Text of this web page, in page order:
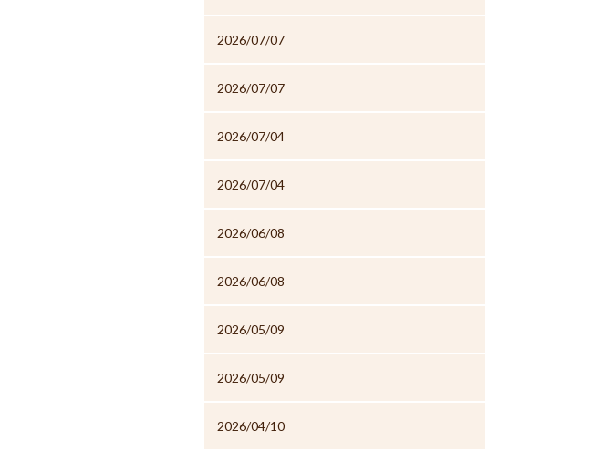
2026/07/07
2026/07/07
2026/07/04
2026/07/04
2026/06/08
2026/06/08
2026/05/09
2026/05/09
2026/04/10